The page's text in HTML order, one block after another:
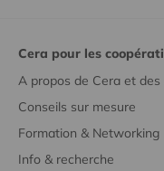
Cera pour les
A propos de Cera et
Conseils sur mesure
Formation & Networking
Info & recherche